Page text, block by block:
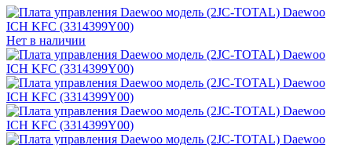
Нет в наличии